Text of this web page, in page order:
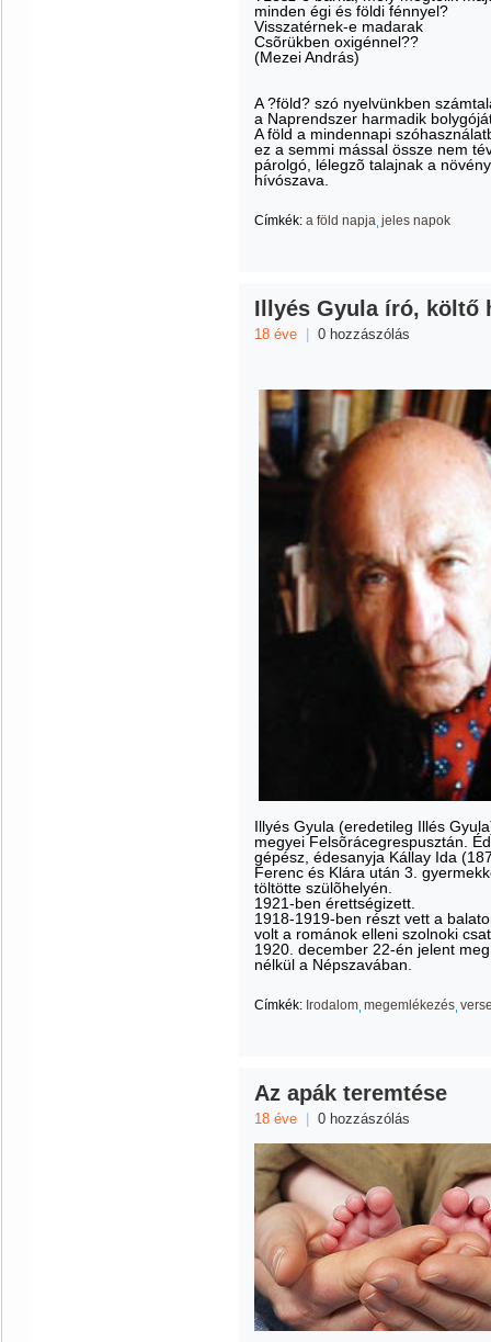
minden égi és földi fénnyel?
Visszatérnek-e madarak
Csõrükben oxigénnel??
(Mezei András)
A ?föld? szó nyelvünkben
a Naprendszer harmadik
A föld a mindennapi
ez a semmi mással össze nem
párolgó, lélegzõ talajnak a
hívószava.
Címkék: a föld napja jeles napok
Illyés Gyula író, költő
18 éve 0 hozzászólás
Illyés Gyula (eredetileg Illés
megyei Felsõrácegrespusztán.
gépész, édesanyja Kállay Ida
Ferenc és Klára után 3.
töltötte szülõhelyén.
1921-ben érettségizett.
1918-1919-ben részt vett a
volt a románok elleni szolnoki
1920. december 22-én jelent
nélkül a Népszavában.
Címkék: Irodalom megemlékezés
Az apák teremtése
18 éve 0 hozzászólás